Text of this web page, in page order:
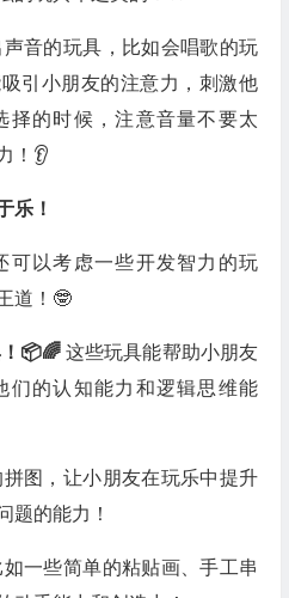
音的玩具，比如会唱歌的玩
引小朋友的注意力，刺激他
择的时候，注意音量不要太
！👂
乐！
可以考虑一些开发智力的玩
道！🤓
！📦🌈这些玩具能帮助小朋友
们的认知能力和逻辑思维能
图，让小朋友在玩乐中提升
题的能力！
如一些简单的粘贴画、手工串